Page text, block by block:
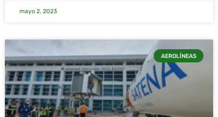
mayo 2, 2023
AEROLÍNEAS